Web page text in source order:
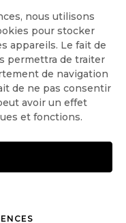
nous utilisons
pour stocker
appareils. Le fait de
permettra de traiter
de navigation
de ne pas consentir
avoir un effet
et fonctions.
Politique de confidentialité